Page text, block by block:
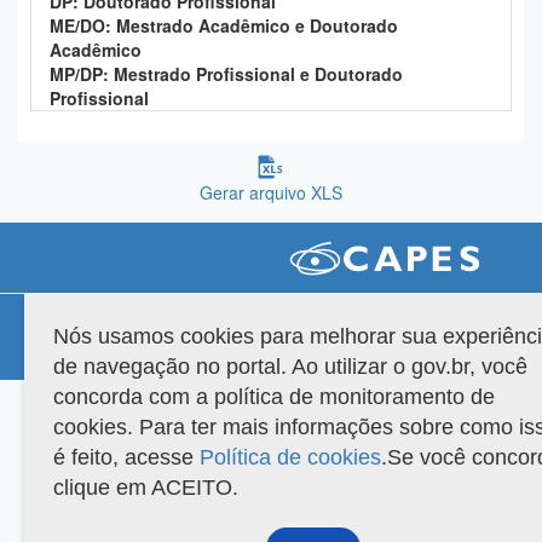
PlanaltoME/DO: Mestrado Acadêmico e Doutorado
Acadêmico
MP/DP: Mestrado Profissional e Doutorado
Profissional
Gerar arquivo XLS
Versão do sistema: 3.88.9 Copyright 2022 Capes. Todos os direitos reservados.
Nós usamos cookies para melhorar sua
de navegação no portal. Ao utilizar o gov.br, você
concorda com a política de monitoramento de
cookies. Para ter mais informações sobre como
é feito, acesse Política de cookies.Se você
clique em ACEITO.